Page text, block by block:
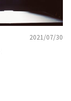
2021/07/30